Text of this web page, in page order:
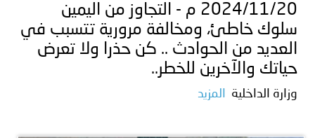
2024/11/20 م - التجاوز من اليمين
سلوك خاطئ، ومخالفة مرورية تتسبب في
العديد من الحوادث .. كن حذرا ولا تعرض
حياتك والآخرين للخطر..
وزارة الداخلية المزيد